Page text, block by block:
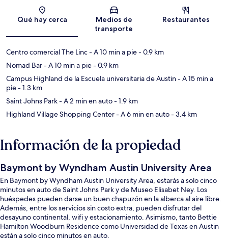
Sección del mapa
Qué hay cerca
Medios de
transporte
Restaurantes
Centro comercial The Linc- A 10 min a pie- 0.9 km
Nomad Bar- A 10 min a pie- 0.9 km
Campus Highland de la Escuela universitaria de Austin- A 15 min a
pie- 1.3 km
Saint Johns Park- A 2 min en auto- 1.9 km
Highland Village Shopping Center- A 6 min en auto- 3.4 km
Información de la propiedad
Baymont by Wyndham Austin University Area
En Baymont by Wyndham Austin University Area, estarás a solo cinco
minutos en auto de Saint Johns Park y de Museo Elisabet Ney. Los
huéspedes pueden darse un buen chapuzón en la alberca al aire libre.
Además, entre los servicios sin costo extra, pueden disfrutar del
desayuno continental, wifi y estacionamiento. Asimismo, tanto Bettie
Hamilton Woodburn Residence como Universidad de Texas en Austin
están a solo cinco minutos en auto.